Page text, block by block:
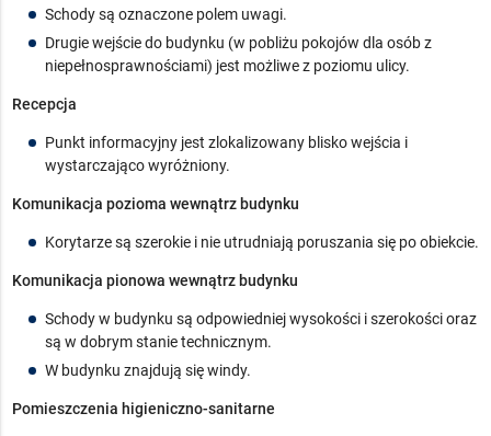
Schody są oznaczone polem uwagi.
Drugie wejście do budynku (w pobliżu pokojów dla osób z
niepełnosprawnościami) jest możliwe z poziomu ulicy.
Recepcja
Punkt informacyjny jest zlokalizowany blisko wejścia i
wystarczająco wyróżniony.
Komunikacja pozioma wewnątrz budynku
Korytarze są szerokie i nie utrudniają poruszania się po obiekcie.
Komunikacja pionowa wewnątrz budynku
Schody w budynku są odpowiedniej wysokości i szerokości oraz
są w dobrym stanie technicznym.
W budynku znajdują się windy.
Pomieszczenia higieniczno-sanitarne